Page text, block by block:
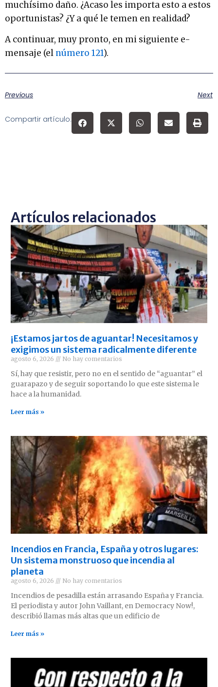
muchísimo daño. ¿Acaso les importa esto a estos
oportunistas? ¿Y a qué le temen en realidad?
A continuar, muy pronto, en mi siguiente e-
mensaje (el número 121).
Previous Next
Compartir artículo:
Artículos relacionados
¡Estamos jartos de aguantar! Necesitamos y
exigimos un sistema radicalmente diferente
agosto 6, 2026 No hay comentarios
Sí, hay que resistir, pero no en el sentido de “aguantar” el
guarapazo y de seguir soportando lo que este sistema le
hace a la humanidad.
Leer más »
Incendios en Francia, España y otros lugares:
Un sistema monstruoso que incendia al
planeta
agosto 6, 2026 No hay comentarios
Incendios de pesadilla están arrasando España y Francia.
El periodista y autor John Vaillant, en Democracy Now!,
describió llamas más altas que un edificio de
Leer más »